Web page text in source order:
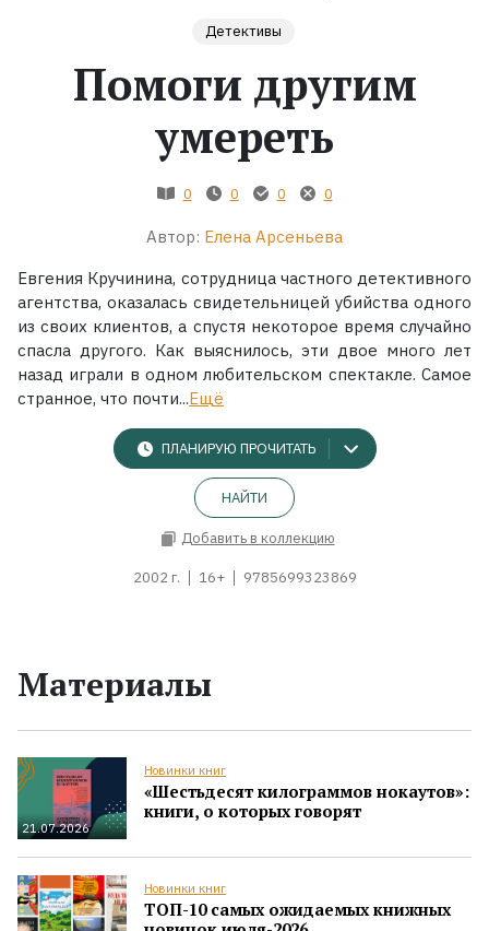
Экранизации
Детективы
Помоги другим
умереть
0 0 0 0
Автор: Елена Арсеньева
Евгения Кручинина, сотрудница частного детективного
агентства, оказалась свидетельницей убийства одного
из своих клиентов, а спустя некоторое время случайно
спасла другого. Как выяснилось, эти двое много лет
назад играли в одном любительском спектакле. Самое
странное, что почти...Ещё
ПЛАНИРУЮ ПРОЧИТАТЬ
НАЙТИ
Добавить в коллекцию
2002 г. 16+ 9785699323869
Материалы
21.07.2026
Новинки книг
«Шестьдесят килограммов нокаутов»:
книги, о которых говорят
Новинки книг
ТОП-10 самых ожидаемых книжных